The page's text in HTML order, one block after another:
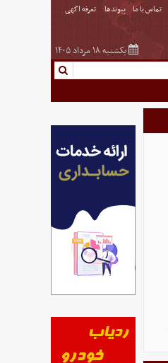
تماس با ما پیوندها تعرفه اگهی
یکشنبه ۱۸ مرداد ۱۴۰۵